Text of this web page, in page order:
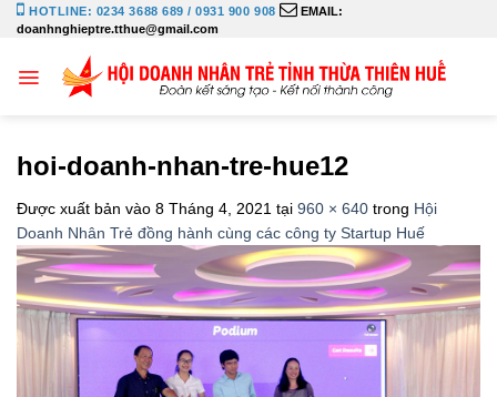
Bỏ
qua
dung
HOTLINE: 0234 3688 689 / 0931 900 908
EMAIL:
doanhnghieptre.tthue@gmail.com
hoi-doanh-nhan-tre-hue12
Được xuất bản vào 8 Tháng 4, 2021 tại 960 × 640 trong Hội
Doanh Nhân Trẻ đồng hành cùng các công ty Startup Huế